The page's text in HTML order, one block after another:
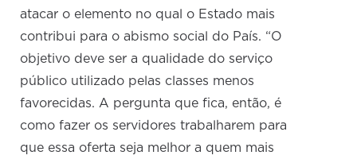
atacar o elemento no qual o Estado mais
contribui para o abismo social do País. “O
objetivo deve ser a qualidade do serviço
público utilizado pelas classes menos
favorecidas. A pergunta que fica, então, é
como fazer os servidores trabalharem para
que essa oferta seja melhor a quem mais